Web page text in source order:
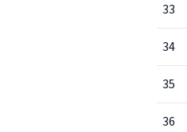
33
34
35
36